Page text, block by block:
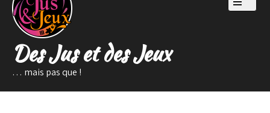
Des Jus et des Jeux
… mais pas que !